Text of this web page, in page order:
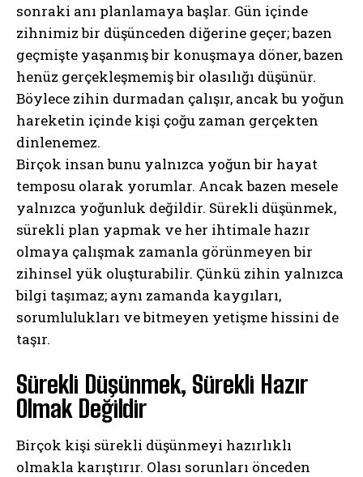
sonraki anı planlamaya başlar. Gün içinde
zihnimiz bir düşünceden diğerine geçer; bazen
geçmişte yaşanmış bir konuşmaya döner, bazen
henüz gerçekleşmemiş bir olasılığı düşünür.
Böylece zihin durmadan çalışır, ancak bu yoğun
hareketin içinde kişi çoğu zaman gerçekten
dinlenemez.
Birçok insan bunu yalnızca yoğun bir hayat
temposu olarak yorumlar. Ancak bazen mesele
yalnızca yoğunluk değildir. Sürekli düşünmek,
sürekli plan yapmak ve her ihtimale hazır
olmaya çalışmak zamanla görünmeyen bir
zihinsel yük oluşturabilir. Çünkü zihin yalnızca
bilgi taşımaz; aynı zamanda kaygıları,
sorumlulukları ve bitmeyen yetişme hissini de
taşır.
Sürekli Düşünmek, Sürekli Hazır
Olmak Değildir
Birçok kişi sürekli düşünmeyi hazırlıklı
olmakla karıştırır. Olası sorunları önceden